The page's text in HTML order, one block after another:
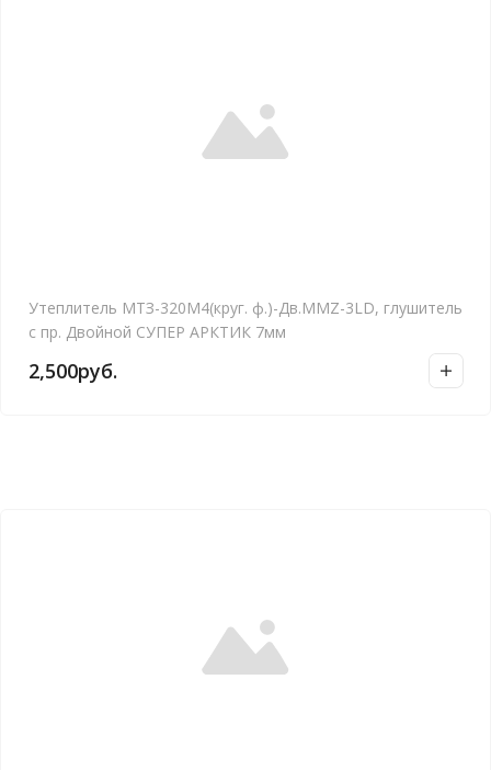
Утеплитель МТЗ-320М4(круг. ф.)-Дв.MMZ-3LD, глушитель
с пр. Двойной СУПЕР АРКТИК 7мм
2,500руб.